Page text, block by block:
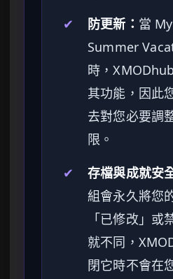
✔
防更新： 當
Summer
時，
其功能，因此
去對您必要調
限。
✔
存檔與成就安
組會永久將您
「已修改」
就不同，
閉它時不會在